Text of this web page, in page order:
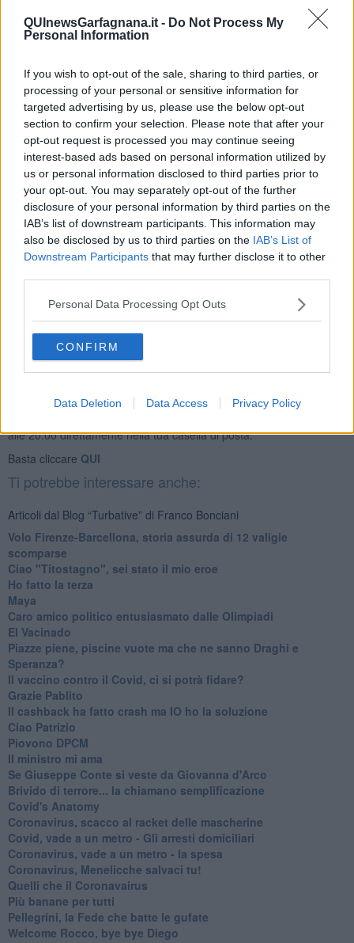
QUInewsGarfagnana.it - Do Not Process My
Personal Information
If you wish to opt-out of the sale, sharing to third parties, or
processing of your personal or sensitive information for
targeted advertising by us, please use the below opt-out
section to confirm your selection. Please note that after your
opt-out request is processed you may continue seeing
interest-based ads based on personal information utilized by
us or personal information disclosed to third parties prior to
your opt-out. You may separately opt-out of the further
disclosure of your personal information by third parties on the
IAB’s list of downstream participants. This information may
also be disclosed by us to third parties on the IAB’s List of
Downstream Participants that may further disclose it to other
Personal Data Processing Opt Outs
CONFIRM
Data Deletion Data Access Privacy Policy
Amici che aderiscono alla nuova linea in fibra per casa, e senza
averlo richiesto si vedono consegnare (lo ritira una moglie ignara) il
pacco contenente il decoder per la web TV. Con sovrapprezzo,
voglio, venite a riprendervelo”, la risposta è stata “Non dovevate
ritirarlo, adesso ce lo rispedite tramite corriere a spese vostre”. “Ve
lo riporto in negozio”. “No, in negozio non è possibile, rispeditelo.
spese vostre
Poi, se si volesse insistere, si potrebbe parlare anche del gioco
d’azzardo, delle scommesse, delle slot rovina famiglie statalizzate
per togliere il business alla malavita, col risultato che adesso è
legale e facile, per qualunque disgraziato, andare a rovinarsi in un
bar o in qualche Casa del Popolo. Un rimedio peggiore del male,
alla fine. Un caos studiato.
Uno Stato che fa finta di non vedere, magari in cambio di qualche
benefit, di un po’ di sponsorizzazioni. Un modo subdolo di far
Franco Bonciani
Se vuoi leggere le notizie principali della Toscana iscriviti alla
alle 20:00 direttamente nella tua casella di posta.
Basta cliccare QUI
Ti potrebbe interessare anche:
Articoli dal Blog “Turbative” di Franco Bonciani
Volo Firenze-Barcellona, storia assurda di 12 valigie
scomparse
Ciao "Titostagno", sei stato il mio eroe
Ho fatto la terza
Maya
Caro amico politico entusiasmato dalle Olimpiadi
El Vacinado
Piazze piene, piscine vuote ma che ne sanno Draghi e
Speranza?
​Il vaccino contro il Covid, ci si potrà fidare?
Grazie Pablito
Il cashback ha fatto crash ma IO ho la soluzione
Ciao Patrizio
Piovono DPCM
Il ministro mi ama
Se Giuseppe Conte si veste da Giovanna d'Arco
Brivido di terrore... la chiamano semplificazione
Covid's Anatomy
Coronavirus, scacco al racket delle mascherine
Covid, vade a un metro - Gli arresti domiciliari
Coronavirus, vade a un metro - la spesa
Coronavirus, Menelicche salvaci tu!
Quelli che il Coronavairus
Più banane per tutti
Pellegrini, la Fede che batte le gufate
Welcome Rocco, bye bye Diego